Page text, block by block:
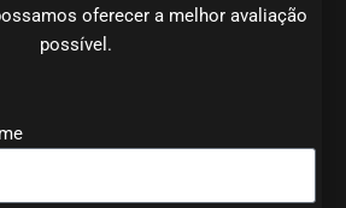
oferecer a melhor avaliação
possível.